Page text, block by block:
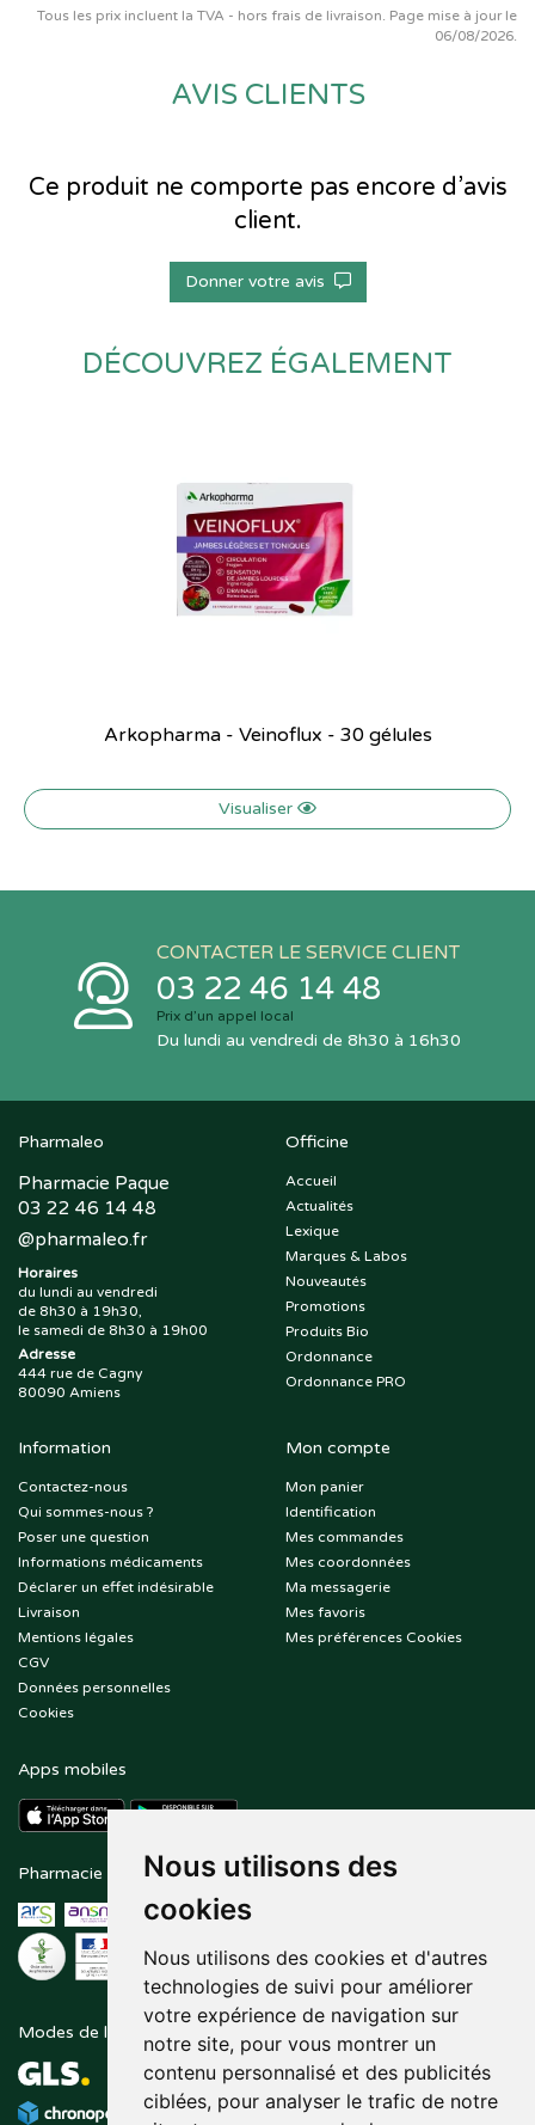
Nous utilisons des
cookies
Nous utilisons des cookies et d'autres
technologies de suivi pour améliorer
votre expérience de navigation sur
notre site, pour vous montrer un
contenu personnalisé et des publicités
ciblées, pour analyser le trafic de notre
Tous les prix incluent la TVA - hors frais de livraison. Page mise à jour le
06/08/2026.
AVIS CLIENTS
Ce produit ne comporte pas encore d’avis
client.
Donner votre avis
DÉCOUVREZ ÉGALEMENT
Arkopharma - Veinoflux - 30 gélules
Visualiser
CONTACTER LE SERVICE CLIENT
03 22 46 14 48
Prix d’un appel local
Du lundi au vendredi de 8h30 à 16h30
Pharmaleo
Pharmacie Paque
03 22 46 14 48
@pharmaleo.fr
Horaires
du lundi au vendredi
de 8h30 à 19h30,
le samedi de 8h30 à 19h00
Adresse
444 rue de Cagny
80090 Amiens
Officine
Accueil
Actualités
Lexique
Marques & Labos
Nouveautés
Promotions
Produits Bio
Ordonnance
Ordonnance PRO
Information
Contactez-nous
Qui sommes-nous ?
Poser une question
Informations médicaments
Déclarer un effet indésirable
Livraison
Mentions légales
CGV
Données personnelles
Cookies
Mon compte
Mon panier
Identification
Mes commandes
Mes coordonnées
Ma messagerie
Mes favoris
Mes préférences Cookies
Apps mobiles
Pharmacie en ligne agréée Paiement sécurisé
Modes de livraison Suivez-nous sur